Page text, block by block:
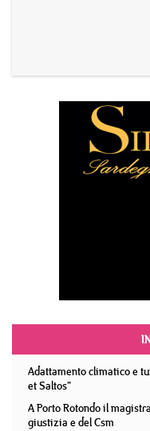
Adattamento climatico e
et Saltos”
A Porto Rotondo il
giustizia e del Csm